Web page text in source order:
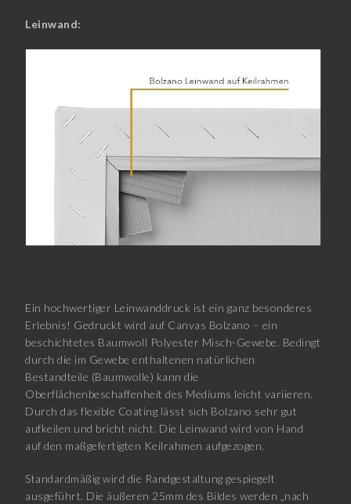
Leinwand:
Ein hochwertiger Leinwanddruck ist ein ganz besonderes
Erlebnis! Gedruckt wird auf Canvas Bolzano – ein
beschichtetes Baumwoll Polyester Misch-Gewebe. Bedingt
durch die im Gewebe enthaltenen natürlichen
Bestandteile (Baumwolle) kann die
Oberflächenbeschaffenheit des Mediums leicht variieren.
Durch das flexible Coating lässt sich Bolzano sehr gut
aufkeilen und bricht nicht. Die Leinwand wird von Hand
auf den maßgefertigten Keilrahmen aufgezogen.
Standardmäßig wird die Randgestaltung gespiegelt
ausgeführt. Die äußeren 25mm des Bildes werden „nach